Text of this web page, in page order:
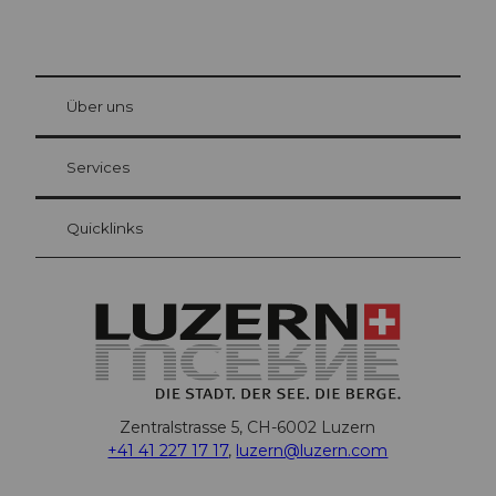
Gästekarte Luzern
Ihre Vorteile als Übernachtungsgast
at Bre
Über uns
Services
Quicklinks
Zentralstrasse 5, CH-6002 Luzern
+41 41 227 17 17, luzern@luzern.com